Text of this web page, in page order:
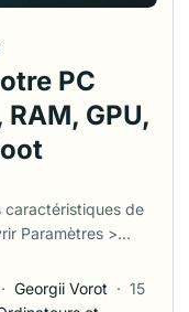
PC
GPU,
caractéristiques de
Paramètres >
le type de système
pas à toutes
· Georgii Vorot · 15